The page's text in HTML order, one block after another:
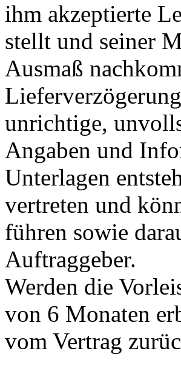
ihm akzeptierte
stellt und seiner
Ausmaß
unrichtige,
Angaben und
Unterlagen
vertreten und
führen sowie
Auftraggeber.
Werden die
von 6 Monaten
vom Vertrag